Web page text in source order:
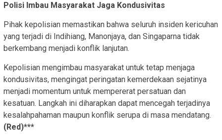
Polisi Imbau Masyarakat Jaga Kondusivitas
Pihak kepolisian memastikan bahwa seluruh insiden kericuhan
yang terjadi di Indihiang, Manonjaya, dan Singaparna tidak
berkembang menjadi konflik lanjutan.
Kepolisian mengimbau masyarakat untuk tetap menjaga
kondusivitas, mengingat peringatan kemerdekaan sejatinya
menjadi momentum untuk mempererat persatuan dan
kesatuan. Langkah ini diharapkan dapat mencegah terjadinya
kesalahpahaman maupun konflik serupa di masa mendatang.
(Red)***